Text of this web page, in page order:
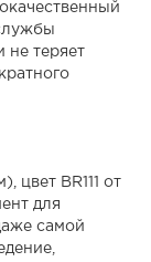
не теряет
цвет BR111 от
для
самой